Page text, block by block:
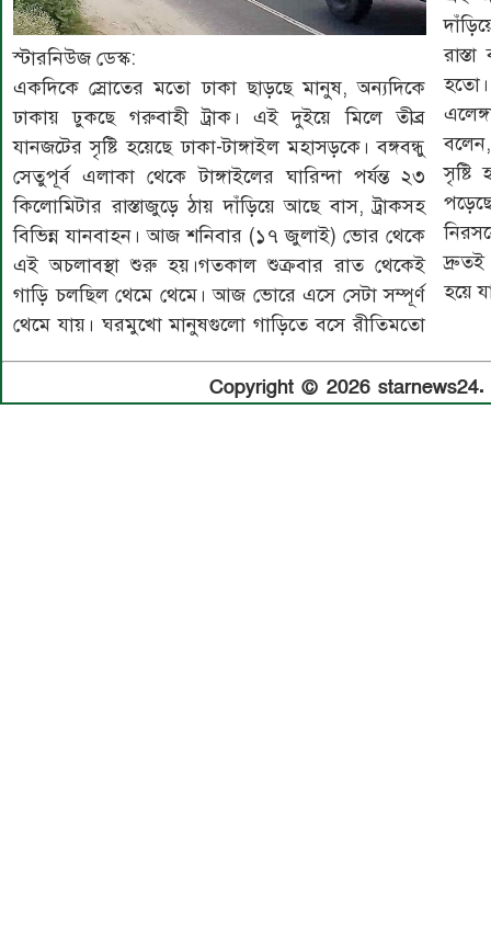
স্টারনিউজ ডেস্ক:
একদিকে স্রোতের মতো ঢাকা ছাড়ছে মানুষ, অন্যদিকে
ঢাকায় ঢুকছে গরুবাহী ট্রাক। এই দুইয়ে মিলে তীব্র
যানজটের সৃষ্টি হয়েছে ঢাকা-টাঙ্গাইল মহাসড়কে। বঙ্গবন্ধু
সেতুপূর্ব এলাকা থেকে টাঙ্গাইলের ঘারিন্দা পর্যন্ত ২৩
কিলোমিটার রাস্তাজুড়ে ঠায় দাঁড়িয়ে আছে বাস, ট্রাকসহ
বিভিন্ন যানবাহন। আজ শনিবার (১৭ জুলাই) ভোর থেকে
এই অচলাবস্থা শুরু হয়।গতকাল শুক্রবার রাত থেকেই
গাড়ি চলছিল থেমে থেমে। আজ ভোরে এসে সেটা সম্পূর্ণ
থেমে যায়। ঘরমুখো মানুষগুলো গাড়িতে বসে রীতিমতো
হতো।
দ্রুতই
হয়ে
Copyright © 2026